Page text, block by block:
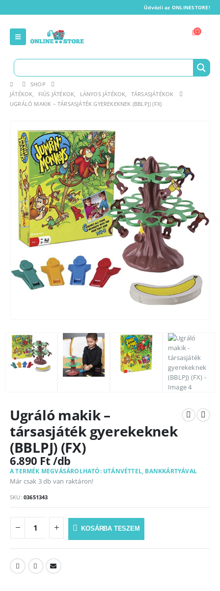
Üdvözli az ONLINESTORE!
SHOP
JÁTÉKOK, FIÚS JÁTÉKOK, LÁNYOS JÁTÉKOK,
TÁRSASJÁTÉKOK
UGRÁLÓ MAKIK – TÁRSASJÁTÉK GYEREKEKNEK (BBLPJ) (FX)
Ugráló makik –
társasjáték gyerekeknek
(BBLPJ) (FX)
6.890 Ft
A TERMÉK MEGVÁSÁROLHATÓ: UTÁNVÉTTEL, BANKKÁRTYÁVAL
Már csak 3 db van raktáron!
SKU: 03651343
KOSÁRBA TESZEM